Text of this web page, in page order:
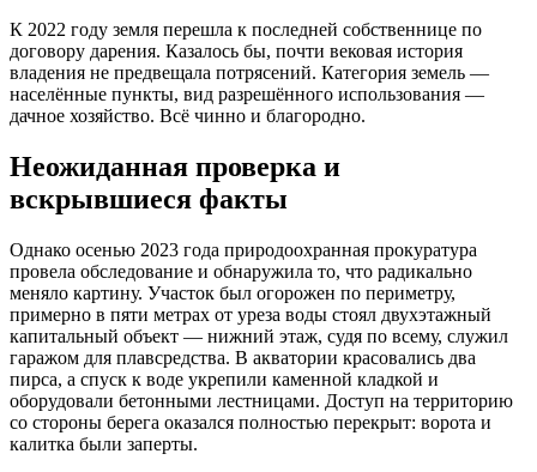
К 2022 году земля перешла к последней собственнице по
договору дарения. Казалось бы, почти вековая история
владения не предвещала потрясений. Категория земель —
населённые пункты, вид разрешённого использования —
дачное хозяйство. Всё чинно и благородно.
Неожиданная проверка и
вскрывшиеся факты
Однако осенью 2023 года природоохранная прокуратура
провела обследование и обнаружила то, что радикально
меняло картину. Участок был огорожен по периметру,
примерно в пяти метрах от уреза воды стоял двухэтажный
капитальный объект — нижний этаж, судя по всему, служил
гаражом для плавсредства. В акватории красовались два
пирса, а спуск к воде укрепили каменной кладкой и
оборудовали бетонными лестницами. Доступ на территорию
со стороны берега оказался полностью перекрыт: ворота и
калитка были заперты.